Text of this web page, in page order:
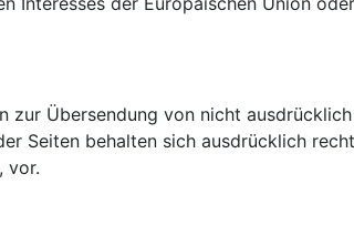
zur Übersendung von nicht
Seiten behalten sich ausdrücklich
vor.